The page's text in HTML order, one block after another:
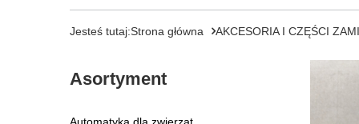
Jesteś tutaj:Strona główna AKCESORIA I CZĘŚCI
Asortyment